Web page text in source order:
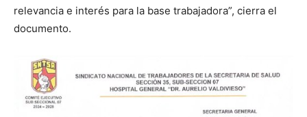
relevancia e interés para la base trabajadora”, cierra el
documento.